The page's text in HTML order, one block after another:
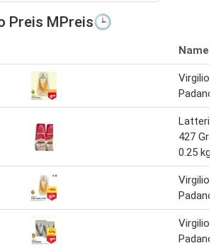
Preis MPreis🕒
Name
Virgilio
Padano
Latteria
427
0.25 kg
Virgilio
Padano
Virgilio
Padano